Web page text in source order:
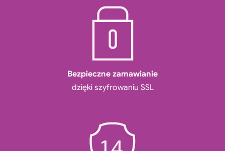
Bezpieczne zamawianie
dzięki szyfrowaniu SSL